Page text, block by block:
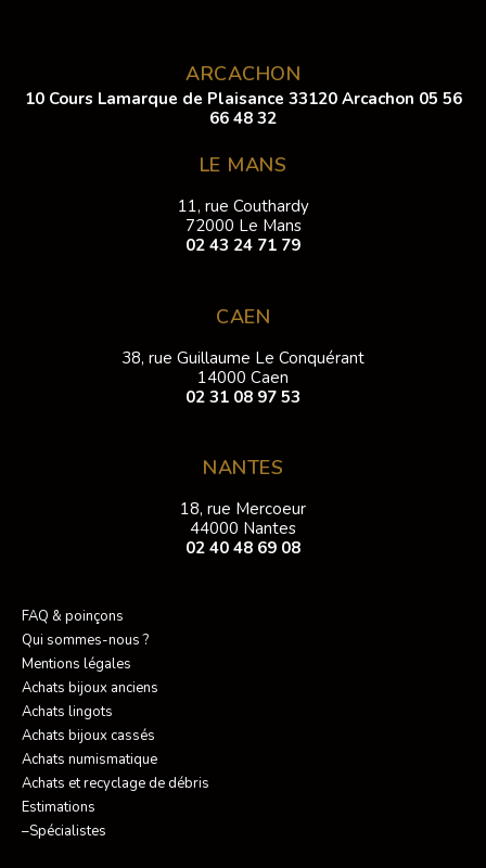
ARCACHON
10 Cours Lamarque de Plaisance 33120 Arcachon 05 56
66 48 32
LE MANS
11, rue Couthardy
72000 Le Mans
02 43 24 71 79
CAEN
38, rue Guillaume Le Conquérant
14000 Caen
02 31 08 97 53
NANTES
18, rue Mercoeur
44000 Nantes
02 40 48 69 08
FAQ & poinçons
Qui sommes-nous ?
Mentions légales
Achats bijoux anciens
Achats lingots
Achats bijoux cassés
Achats numismatique
Achats et recyclage de débris
Estimations
–Spécialistes